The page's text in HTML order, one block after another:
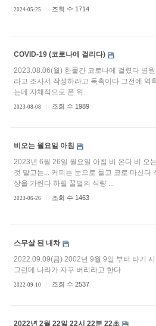
2024-05-25 조회 수 1714
COVID-19 (코로나에 걸리다)
2023.08.06(월) 한물간 코로나에 걸렸다 병
라고 조사서 작성하라고 독촉이다 그전에 역
는데 자체적으로 폰 위...
2023-08-08 조회 수 1989
비오는 월요일 아침
2023년 6월 26일 월요일 아침 비 온다 비 오
것 말고는... 커피는 눈으로 들고 코로 마신
상을 가린다 하필 꿀벌의 식량 ...
2023-06-26 조회 수 1463
스무살 된 내차
2022.09.09(금) 2002년 9월 9일 부터 타기
그런데 나라가 자꾸 버리라고 한다
2022-09-10 조회 수 2537
2022년 2월 22일 22시 22분 22초